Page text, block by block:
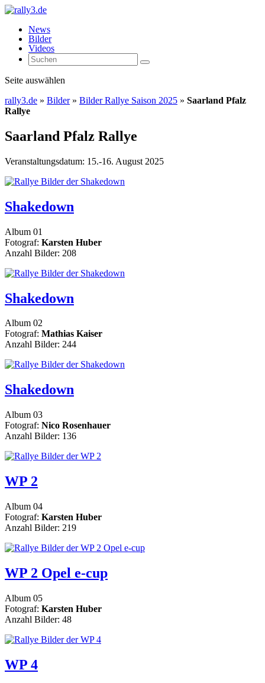
News
Bilder
Videos
Seite auswählen
rally3.de » Bilder» Bilder Rallye Saison 2025 » Saarland Pfalz
Rallye
Saarland Pfalz Rallye
Veranstaltungsdatum: 15.-16. August 2025
Shakedown
Album 01
Fotograf: Karsten Huber
Anzahl Bilder: 208
Shakedown
Album 02
Fotograf: Mathias Kaiser
Anzahl Bilder: 244
Shakedown
Album 03
Fotograf: Nico Rosenhauer
Anzahl Bilder: 136
WP 2
Album 04
Fotograf: Karsten Huber
Anzahl Bilder: 219
WP 2 Opel e-cup
Album 05
Fotograf: Karsten Huber
Anzahl Bilder: 48
WP 4